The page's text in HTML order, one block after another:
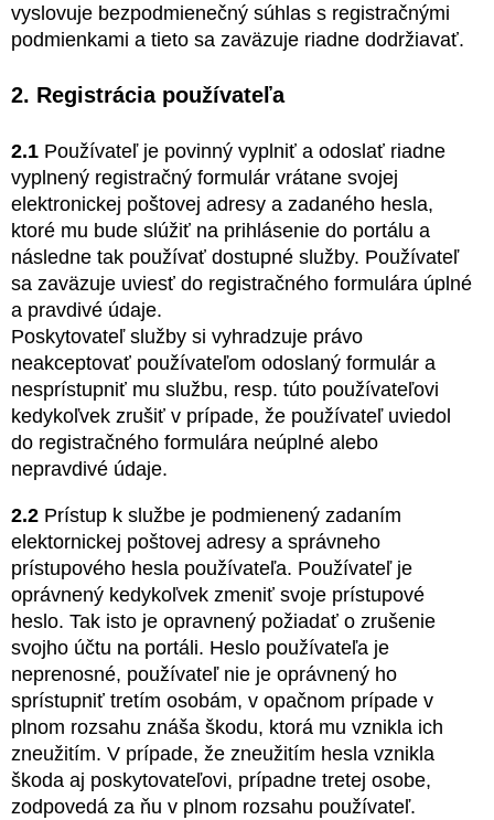
vyslovuje bezpodmienečný súhlas s registračnými
podmienkami a tieto sa zaväzuje riadne dodržiavať.
2. Registrácia používateľa
2.1 Používateľ je povinný vyplniť a odoslať riadne
vyplnený registračný formulár vrátane svojej
elektronickej poštovej adresy a zadaného hesla,
ktoré mu bude slúžiť na prihlásenie do portálu a
následne tak používať dostupné služby. Používateľ
sa zaväzuje uviesť do registračného formulára úplné
a pravdivé údaje.
Poskytovateľ služby si vyhradzuje právo
neakceptovať používateľom odoslaný formulár a
nesprístupniť mu službu, resp. túto používateľovi
kedykoľvek zrušiť v prípade, že používateľ uviedol
do registračného formulára neúplné alebo
nepravdivé údaje.
2.2 Prístup k službe je podmienený zadaním
elektornickej poštovej adresy a správneho
prístupového hesla používateľa. Používateľ je
oprávnený kedykoľvek zmeniť svoje prístupové
heslo. Tak isto je opravnený požiadať o zrušenie
svojho účtu na portáli. Heslo používateľa je
neprenosné, používateľ nie je oprávnený ho
sprístupniť tretím osobám, v opačnom prípade v
plnom rozsahu znáša škodu, ktorá mu vznikla ich
zneužitím. V prípade, že zneužitím hesla vznikla
škoda aj poskytovateľovi, prípadne tretej osobe,
zodpovedá za ňu v plnom rozsahu používateľ.